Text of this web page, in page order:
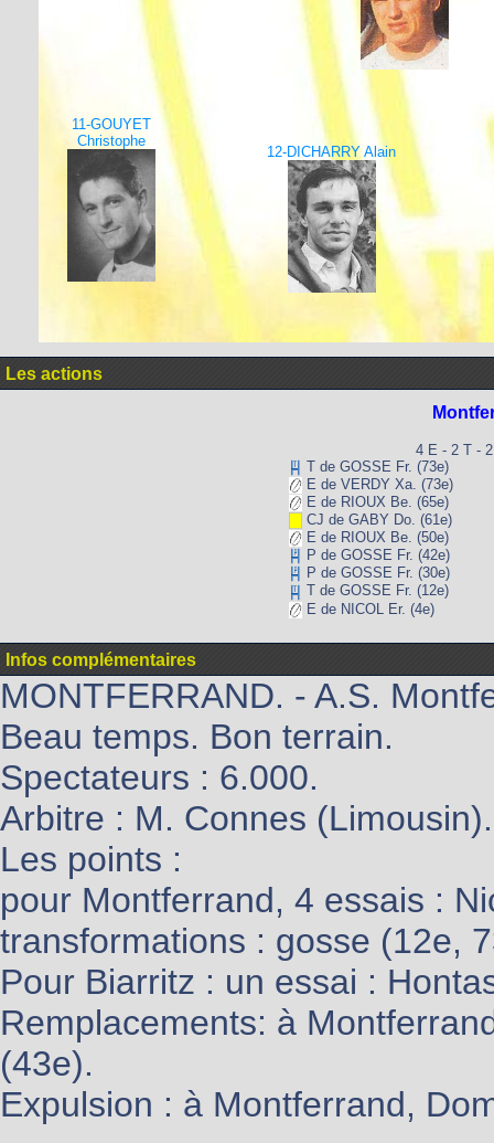
11-GOUYET
Christophe
12-DICHARRY Alain
Les actions
4 E - 2 T -
T de GOSSE Fr. (73e)
E de VERDY Xa. (73e)
E de RIOUX Be. (65e)
CJ de GABY Do. (61e)
E de RIOUX Be. (50e)
P de GOSSE Fr. (42e)
P de GOSSE Fr. (30e)
T de GOSSE Fr. (12e)
E de NICOL Er. (4e)
Infos complémentaires
MONTFERRAND. - A.S.
Beau temps. Bon terrain.
Spectateurs : 6.000.
Arbitre : M. Connes (Limousin).
Les points :
pour Montferrand, 4 essais :
transformations : gosse (12e,
Pour Biarritz : un essai :
Remplacements: à
(43e).
Expulsion : à Montferrand,